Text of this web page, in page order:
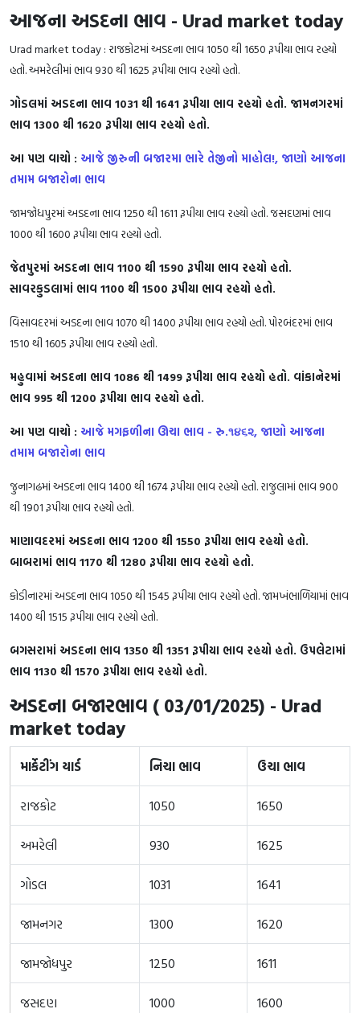
આજના અડદના ભાવ - Urad market today
Urad market today : રાજકોટમાં અડદના ભાવ 1050 થી 1650 રૂપીયા ભાવ રહયો
હતો. અમરેલીમાં ભાવ 930 થી 1625 રૂપીયા ભાવ રહયો હતો.
ગોડલમાં અડદના ભાવ 1031 થી 1641 રૂપીયા ભાવ રહયો હતો. જામનગરમાં
ભાવ 1300 થી 1620 રૂપીયા ભાવ રહયો હતો.
આ પણ વાચો : આજે જીરુની બજારમા ભારે તેજીનો માહોલ!, જાણો આજના
તમામ બજારોના ભાવ
જામજોધપુરમાં અડદના ભાવ 1250 થી 1611 રૂપીયા ભાવ રહયો હતો. જસદણમાં ભાવ
1000 થી 1600 રૂપીયા ભાવ રહયો હતો.
જેતપુરમાં અડદના ભાવ 1100 થી 1590 રૂપીયા ભાવ રહયો હતો.
સાવરકુડલામાં ભાવ 1100 થી 1500 રૂપીયા ભાવ રહયો હતો.
વિસાવદરમાં અડદના ભાવ 1070 થી 1400 રૂપીયા ભાવ રહયો હતો. પોરબંદરમાં ભાવ
1510 થી 1605 રૂપીયા ભાવ રહયો હતો.
મહુવામાં અડદના ભાવ 1086 થી 1499 રૂપીયા ભાવ રહયો હતો. વાંકાનેરમાં
ભાવ 995 થી 1200 રૂપીયા ભાવ રહયો હતો.
આ પણ વાચો : આજે મગફળીના ઊચા ભાવ - રુ.૧૪૬૨, જાણો આજના
તમામ બજારોના ભાવ
જુનાગઢમાં અડદના ભાવ 1400 થી 1674 રૂપીયા ભાવ રહયો હતો. રાજુલામાં ભાવ 900
થી 1901 રૂપીયા ભાવ રહયો હતો.
માણાવદરમાં અડદના ભાવ 1200 થી 1550 રૂપીયા ભાવ રહયો હતો.
બાબરામાં ભાવ 1170 થી 1280 રૂપીયા ભાવ રહયો હતો.
કોડીનારમાં અડદના ભાવ 1050 થી 1545 રૂપીયા ભાવ રહયો હતો. જામખંભાળિયામાં ભાવ
1400 થી 1515 રૂપીયા ભાવ રહયો હતો.
બગસરામાં અડદના ભાવ 1350 થી 1351 રૂપીયા ભાવ રહયો હતો. ઉપલેટામાં
ભાવ 1130 થી 1570 રૂપીયા ભાવ રહયો હતો.
અડદના બજારભાવ ( 03/01/2025) - Urad
market today
માર્કેટીંગ યાર્ડ નિચા ભાવ ઉચા ભાવ
રાજકોટ 1050 1650
અમરેલી 930 1625
ગોડલ 1031 1641
જામનગર 1300 1620
જામજોધપુર 1250 1611
જસદણ 1000 1600